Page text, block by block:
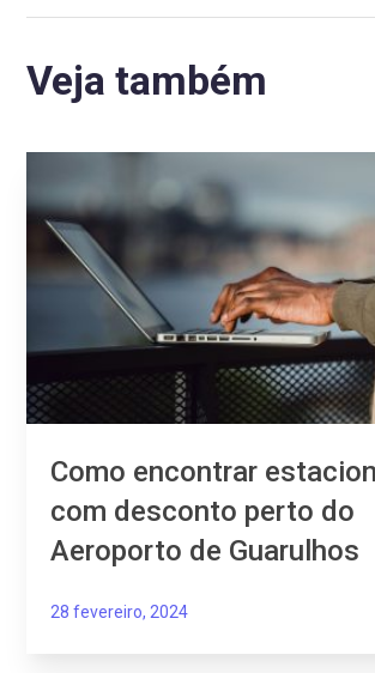
Veja também
Como encontrar
com desconto perto do
Aeroporto de Guarulhos
28 fevereiro, 2024